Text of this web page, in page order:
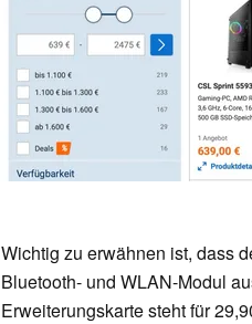
Wichtig zu erwähnen ist, dass
Bluetooth- und WLAN-Modul
Erweiterungskarte steht für